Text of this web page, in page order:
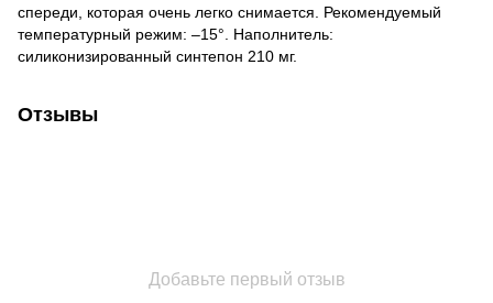
спереди, которая очень легко снимается. Рекомендуемый
температурный режим: –15°. Наполнитель:
силиконизированный синтепон 210 мг.
Отзывы
Добавьте первый отзыв